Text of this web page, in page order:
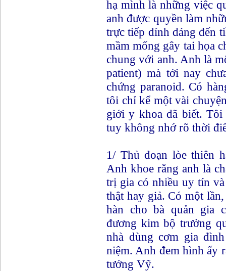
hạ mình là những việc
anh được quyền làm
trực tiếp dính dáng đến
mầm mống gây tai họa
chung với anh. Anh là
patient) mà tới nay
chứng paranoid. Có
tôi chỉ kể một vài
giới y khoa đã biết. Tôi
tuy không nhớ rõ thời
1/ Thủ đoạn lòe thiên
Anh khoe rằng anh là
trị gia có nhiều uy tín
thật hay giả. Có một
hàn cho bà quản gia
đương kim bộ trưởng
nhà dùng cơm gia
niệm. Anh đem hình ấy
tướng Vỹ.